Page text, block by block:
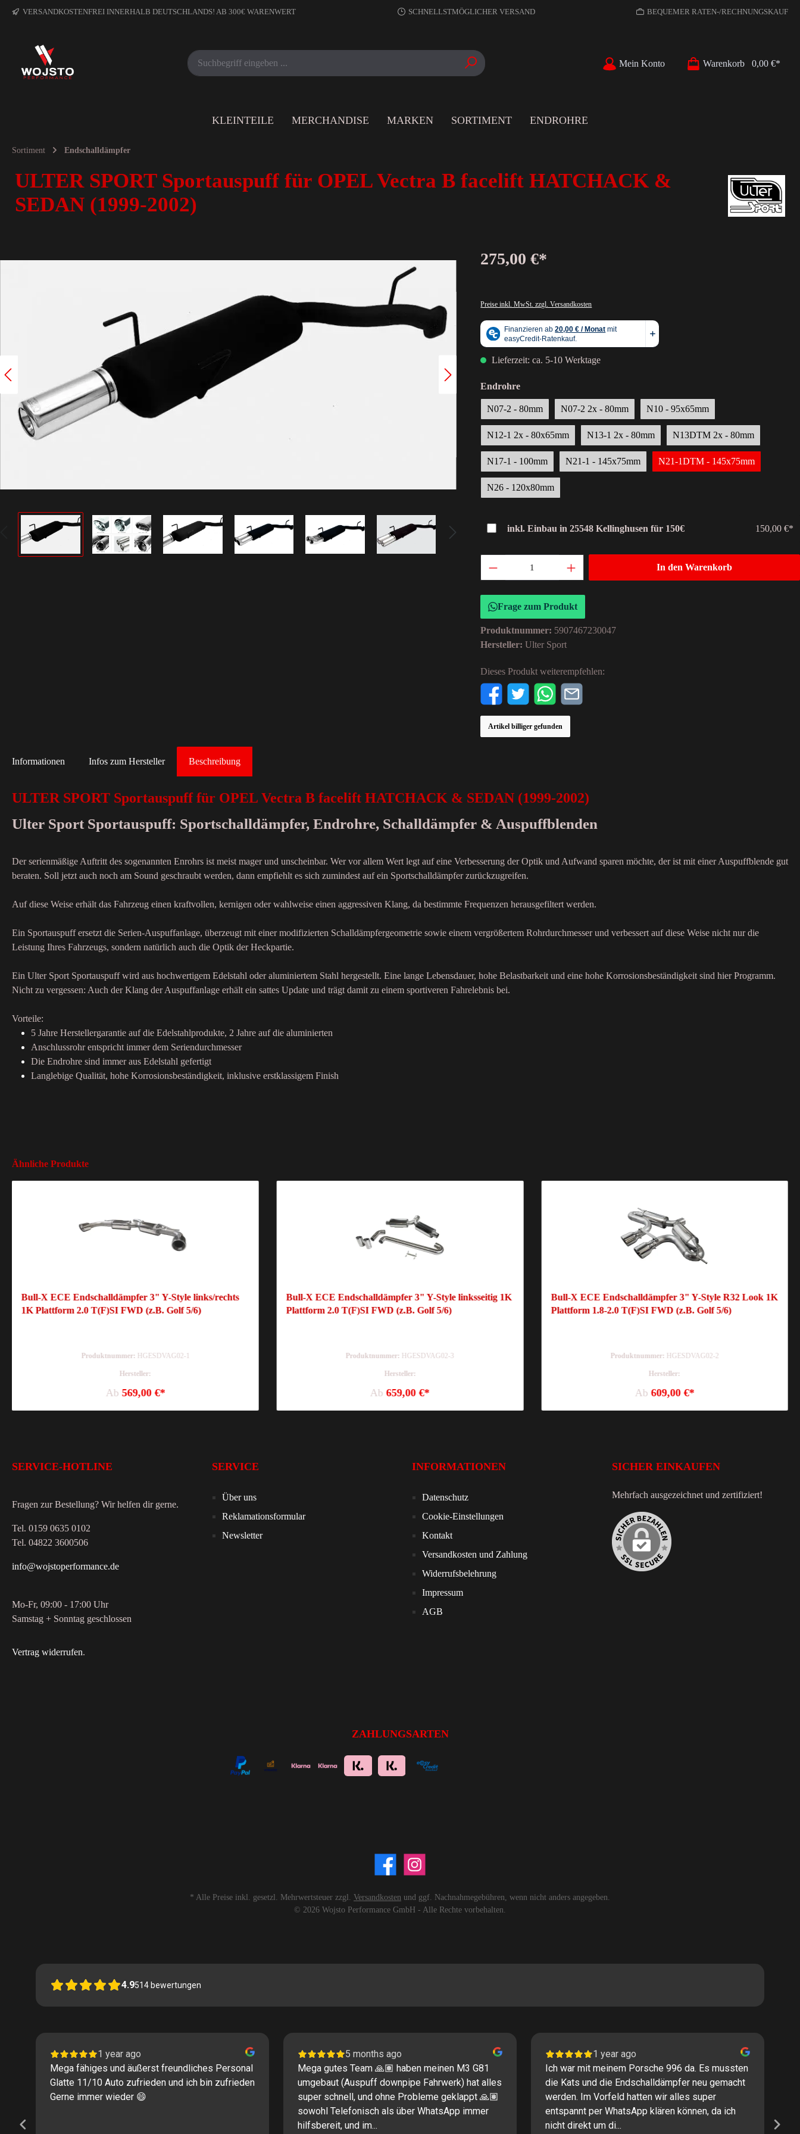
VERSANDKOSTENFREI INNERHALB DEUTSCHLANDS! AB 300€ WARENWERT SCHNELLSTMÖGLICHER VERSAND BEQUEMER RATEN-/RECHNUNGSKAUF
Mein Konto Warenkorb 0,00 €*
KLEINTEILE MERCHANDISE MARKEN SORTIMENT ENDROHRE
Sortiment Endschalldämpfer
ULTER SPORT Sportauspuff für OPEL Vectra B facelift HATCHACK &
SEDAN (1999-2002)
275,00 €*
Preise inkl. MwSt. zzgl. Versandkosten
Lieferzeit: ca. 5-10 Werktage
Endrohre
N07-2 - 80mm N07-2 2x - 80mm N10 - 95x65mm
N12-1 2x - 80x65mm N13-1 2x - 80mm N13DTM 2x - 80mm
N17-1 - 100mm N21-1 - 145x75mm N21-1DTM - 145x75mm
N26 - 120x80mm
inkl. Einbau in 25548 Kellinghusen für 150€ 150,00 €*
In den Warenkorb
Frage zum Produkt
Produktnummer: 5907467230047
Hersteller:Ulter Sport
Dieses Produkt weiterempfehlen:
Artikel billiger gefunden
Beschreibung
Informationen Infos zum Hersteller
ULTER SPORT Sportauspuff für OPEL Vectra B facelift HATCHACK & SEDAN (1999-2002)
Ulter Sport Sportauspuff: Sportschalldämpfer, Endrohre, Schalldämpfer & Auspuffblenden
Der serienmäßige Auftritt des sogenannten Enrohrs ist meist mager und unscheinbar. Wer vor allem Wert legt auf eine Verbesserung der Optik und Aufwand sparen möchte, der ist mit einer Auspuffblende gut
beraten. Soll jetzt auch noch am Sound geschraubt werden, dann empfiehlt es sich zumindest auf ein Sportschalldämpfer zurückzugreifen.
Auf diese Weise erhält das Fahrzeug einen kraftvollen, kernigen oder wahlweise einen aggressiven Klang, da bestimmte Frequenzen herausgefiltert werden.
Ein Sportauspuff ersetzt die Serien-Auspuffanlage, überzeugt mit einer modifizierten Schalldämpfergeometrie sowie einem vergrößertem Rohrdurchmesser und verbessert auf diese Weise nicht nur die
Leistung Ihres Fahrzeugs, sondern natürlich auch die Optik der Heckpartie.
Ein Ulter Sport Sportauspuff wird aus hochwertigem Edelstahl oder aluminiertem Stahl hergestellt. Eine lange Lebensdauer, hohe Belastbarkeit und eine hohe Korrosionsbeständigkeit sind hier Programm.
Nicht zu vergessen: Auch der Klang der Auspuffanlage erhält ein sattes Update und trägt damit zu einem sportiveren Fahrelebnis bei.
Vorteile:
5 Jahre Herstellergarantie auf die Edelstahlprodukte, 2 Jahre auf die aluminierten
Anschlussrohr entspricht immer dem Seriendurchmesser
Die Endrohre sind immer aus Edelstahl gefertigt
Langlebige Qualität, hohe Korrosionsbeständigkeit, inklusive erstklassigem Finish
Ähnliche Produkte
Bull-X ECE Endschalldämpfer 3" Y-Style links/rechts
1K Plattform 2.0 T(F)SI FWD (z.B. Golf 5/6)
Produktnummer: HGESDVAG02-1
Hersteller:
Ab 569,00 €*
Bull-X ECE Endschalldämpfer 3" Y-Style linksseitig 1K
Plattform 2.0 T(F)SI FWD (z.B. Golf 5/6)
Produktnummer: HGESDVAG02-3
Hersteller:
Ab659,00 €*
Bull-X ECE Endschalldämpfer 3" Y-Style R32 Look 1K
Plattform 1.8-2.0 T(F)SI FWD (z.B. Golf 5/6)
Produktnummer: HGESDVAG02-2
Hersteller:
Ab609,00 €*
SERVICE-HOTLINE
Fragen zur Bestellung? Wir helfen dir gerne.
Tel. 0159 0635 0102
Tel. 04822 3600506
info@wojstoperformance.de
Mo-Fr, 09:00 - 17:00 Uhr
Samstag + Sonntag geschlossen
Vertrag widerrufen.
SERVICE
Über uns
Reklamationsformular
Newsletter
INFORMATIONEN
Datenschutz
Cookie-Einstellungen
Kontakt
Versandkosten und Zahlung
Widerrufsbelehrung
Impressum
AGB
SICHER EINKAUFEN
Mehrfach ausgezeichnet und zertifiziert!
ZAHLUNGSARTEN
* Alle Preise inkl. gesetzl. Mehrwertsteuer zzgl. Versandkosten und ggf. Nachnahmegebühren, wenn nicht anders angegeben.
© 2026 Wojsto Performance GmbH - Alle Rechte vorbehalten.
4.9514 bewertungen
1 year ago
Mega fähiges und äußerst freundliches Personal
Glatte 11/10 Auto zufrieden und ich bin zufrieden
Gerne immer wieder 😄
5 months ago
Mega gutes Team 🙏🏽 haben meinen M3 G81
umgebaut (Auspuff downpipe Fahrwerk) hat alles
super schnell, und ohne Probleme geklappt 🙏🏽
sowohl Telefonisch als über WhatsApp immer
hilfsbereit, und im...
1 year ago
Ich war mit meinem Porsche 996 da. Es mussten
die Kats und die Endschalldämpfer neu gemacht
werden. Im Vorfeld hatten wir alles super
entspannt per WhatsApp klären können, da ich
nicht direkt um di...